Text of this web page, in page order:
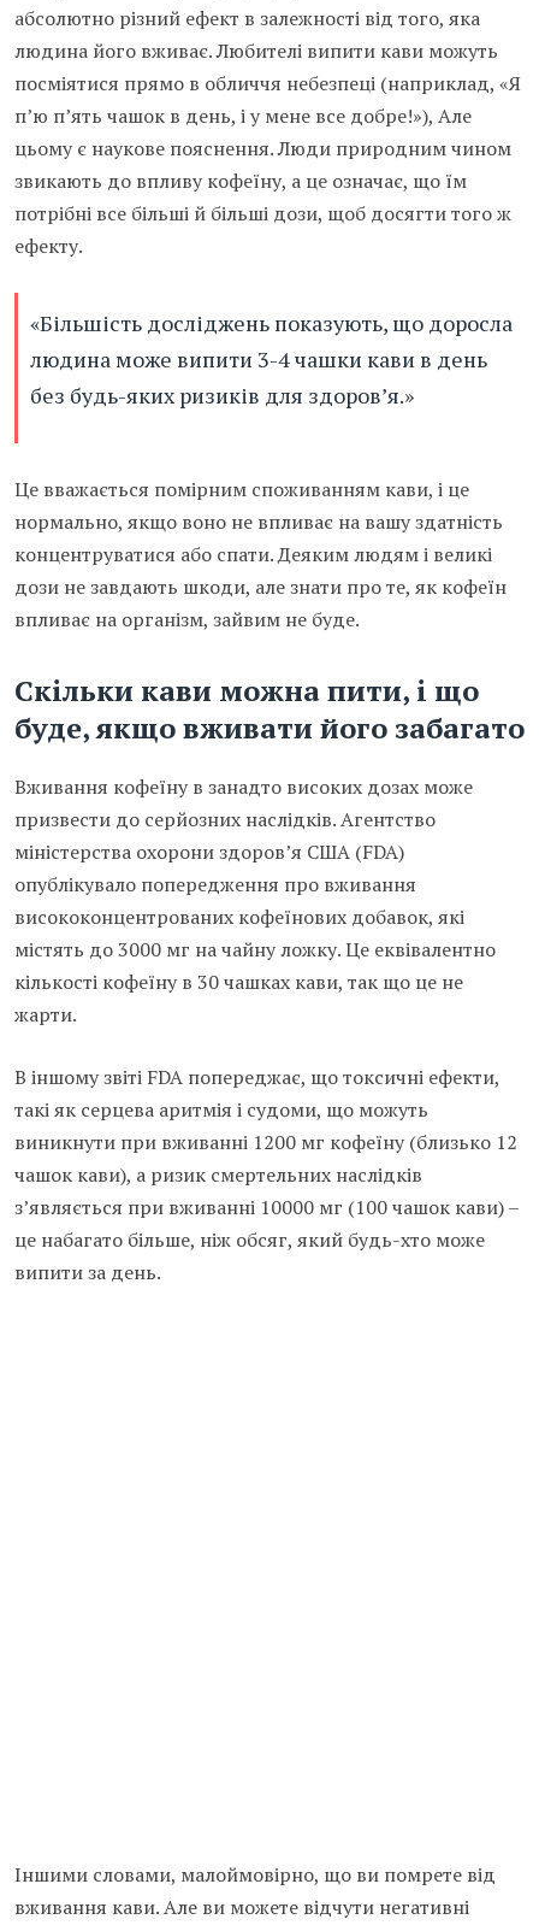
абсолютно різний ефект в залежності від того, яка
людина його вживає. Любителі випити кави можуть
посміятися прямо в обличчя небезпеці (наприклад, «Я
п’ю п’ять чашок в день, і у мене все добре!»), Але
цьому є наукове пояснення. Люди природним чином
звикають до впливу кофеїну, а це означає, що їм
потрібні все більші й більші дози, щоб досягти того ж
ефекту.
«Більшість досліджень показують, що доросла
людина може випити 3-4 чашки кави в день
без будь-яких ризиків для здоров’я.»
Це вважається помірним споживанням кави, і це
нормально, якщо воно не впливає на вашу здатність
концентруватися або спати. Деяким людям і великі
дози не завдають шкоди, але знати про те, як кофеїн
впливає на організм, зайвим не буде.
Скільки кави можна пити, і що
буде, якщо вживати його забагато
Вживання кофеїну в занадто високих дозах може
призвести до серйозних наслідків. Агентство
міністерства охорони здоров’я США (FDA)
опублікувало попередження про вживання
висококонцентрованих кофеїнових добавок, які
містять до 3000 мг на чайну ложку. Це еквівалентно
кількості кофеїну в 30 чашках кави, так що це не
жарти.
В іншому звіті FDA попереджає, що токсичні ефекти,
такі як серцева аритмія і судоми, що можуть
виникнути при вживанні 1200 мг кофеїну (близько 12
чашок кави), а ризик смертельних наслідків
з’являється при вживанні 10000 мг (100 чашок кави) –
це набагато більше, ніж обсяг, який будь-хто може
випити за день.
Іншими словами, малоймовірно, що ви помрете від
вживання кави. Але ви можете відчути негативні